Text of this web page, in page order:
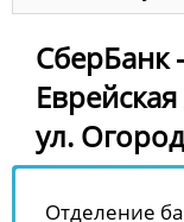
СберБанк
ул.
Отделение